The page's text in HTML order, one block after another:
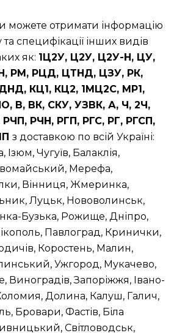
можете отримати інформацію
специфікації інших видів
як: 1Ц2У, Ц2У, Ц2У-Н, ЦУ,
РМ, РЦД, ЦТНД, ЦЗУ, РК,
КЦ1, КЦ2, 1МЦ2С, МР1,
В, ВК, СКУ, УЗВК, А, Ч, 2Ч,
РЧП, РЧН, РГП, РГС, РГ, РГСП,
з доставкою по всій Україні:
Ізюм, Чугуїв, Балаклія,
Мерефа,
Вінниця, Жмеринка,
Луцьк, Нововолинськ,
Бузька, Рожище, Дніпро,
Павлоград, Кринички,
Коростень, Малин,
Ужгород, Мукачево,
Виноградів, Запоріжжя, Івано-
Долина, Калуш, Галич,
Бровари, Фастів, Біла
Світловодськ,